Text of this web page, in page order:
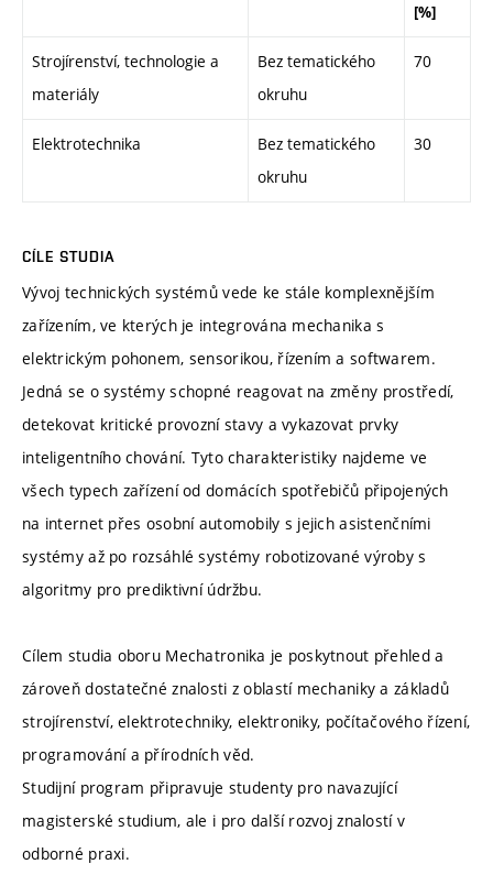
[%]
Strojírenství, technologie a
materiály
Bez tematického
okruhu
70
Elektrotechnika
Bez tematického
okruhu
30
CÍLE STUDIA
Vývoj technických systémů vede ke stále komplexnějším
zařízením, ve kterých je integrována mechanika s
elektrickým pohonem, sensorikou, řízením a softwarem.
Jedná se o systémy schopné reagovat na změny prostředí,
detekovat kritické provozní stavy a vykazovat prvky
inteligentního chování. Tyto charakteristiky najdeme ve
všech typech zařízení od domácích spotřebičů připojených
na internet přes osobní automobily s jejich asistenčními
systémy až po rozsáhlé systémy robotizované výroby s
algoritmy pro prediktivní údržbu.
Cílem studia oboru Mechatronika je poskytnout přehled a
zároveň dostatečné znalosti z oblastí mechaniky a základů
strojírenství, elektrotechniky, elektroniky, počítačového řízení,
programování a přírodních věd.
Studijní program připravuje studenty pro navazující
magisterské studium, ale i pro další rozvoj znalostí v
odborné praxi.